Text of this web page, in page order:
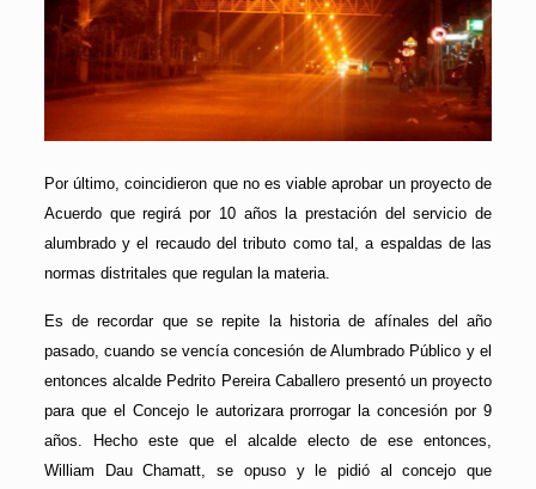
Por último, coincidieron que no es viable aprobar un proyecto de
Acuerdo que regirá por 10 años la prestación del servicio de
alumbrado y el recaudo del tributo como tal, a espaldas de las
normas distritales que regulan la materia.
Es de recordar que se repite la historia de afínales del año
pasado, cuando se vencía concesión de Alumbrado Público y el
entonces alcalde Pedrito Pereira Caballero presentó un proyecto
para que el Concejo le autorizara prorrogar la concesión por 9
años. Hecho este que el alcalde electo de ese entonces,
William Dau Chamatt, se opuso y le pidió al concejo que